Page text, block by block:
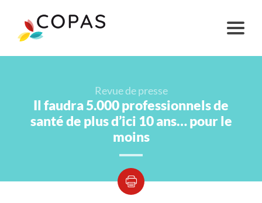
Revue de presse
Il faudra 5.000 professionnels de
santé de plus d’ici 10 ans… pour le
moins